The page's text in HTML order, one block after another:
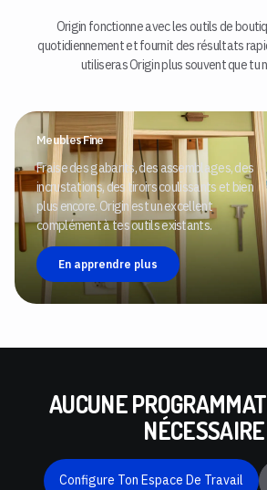
Origin fonctionne avec les outils de
quotidiennement et fournit des résultats
utiliseras Origin plus souvent que tu
Meubles Fine
Fraise des gabarits, des assemblages, des
incrustations, des tiroirs coulissants et bien
plus encore. Origin est un excellent
complément à tes outils existants.
En apprendre plus
AUCUNE
NÉCESSAIRE
Configure Ton Espace De Travail